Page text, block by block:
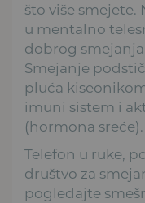
što više smejete.
u mentalno
dobrog
Smejanje
pluća
imuni sistem i
(hormona sreće).
Telefon u ruke,
društvo za
pogledajte